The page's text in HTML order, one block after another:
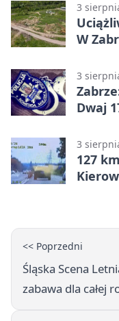
3
W
3
Dwaj
3
127
<< Poprzedni
Śląska Scena
zabawa dla całej